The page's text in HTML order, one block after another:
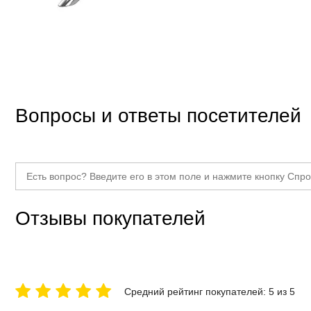
Вопросы и ответы посетителей
Отзывы покупателей
Средний рейтинг покупателей: 5 из 5